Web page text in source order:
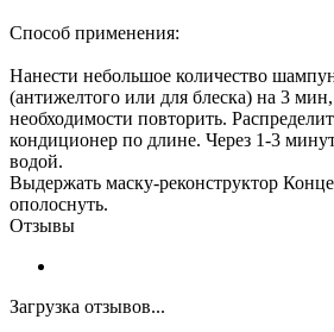
Способ применения:
Нанести небольшое количество
(антижелтого или для блеска) на 3
необходимости повторить.
кондиционер по длине. Через 1-3
водой.
Выдержать маску-реконструктор
ополоснуть.
Отзывы
Загрузка отзывов...